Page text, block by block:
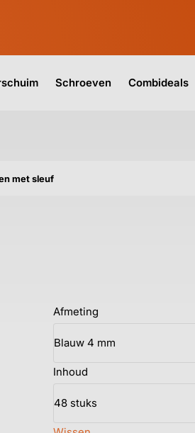
Schroeven Combideals
met sleuf
Afmeting
Inhoud